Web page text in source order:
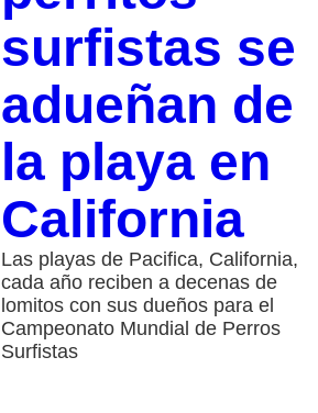
surfistas se
adueñan de
la playa en
California
Las playas de Pacifica, California,
cada año reciben a decenas de
lomitos con sus dueños para el
Campeonato Mundial de Perros
Surfistas